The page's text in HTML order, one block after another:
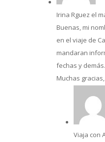
Irina Rguez el
Buenas, mi
en el viaje de
mandaran
fechas y demás.
Muchas
Viaja con